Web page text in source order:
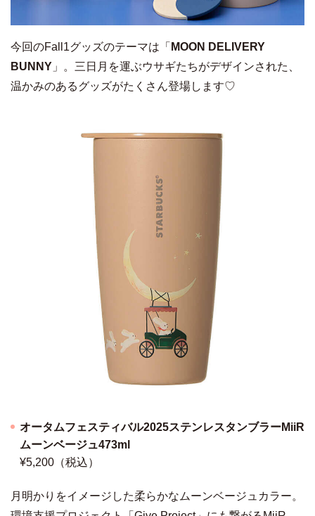
今回のFall1グッズのテーマは「 MOON DELIVERY
BUNNY 」。三日月を運ぶウサギたちがデザインされた、
温かみのあるグッズがたくさん登場します♡
オータムフェスティバル2025ステンレスタンブラーMiiR
ムーンベージュ473ml
¥5,200（税込）
月明かりをイメージした柔らかなムーンベージュカラー。